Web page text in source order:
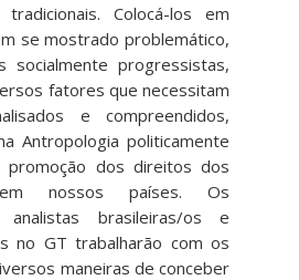
Colocá-los em
se mostrado problemático,
socialmente progressistas,
fatores que necessitam
e compreendidos,
Antropologia politicamente
promoção dos direitos dos
nossos países. Os
analistas brasileiras/os e
no GT trabalharão com os
maneiras de conceber